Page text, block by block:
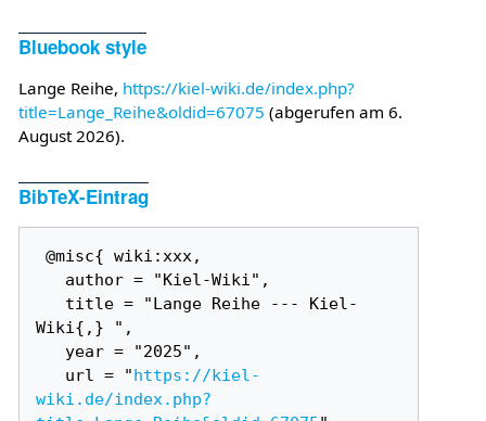
Bluebook style
Lange Reihe, https://kiel-wiki.de/index.php?
title=Lange_Reihe&oldid=67075 (abgerufen am 6.
August 2026).
BibTeX-Eintrag
@misc{ wiki:xxx,
Wiki{,} ",
   url = "
https://kiel-
wiki.de/index.php?